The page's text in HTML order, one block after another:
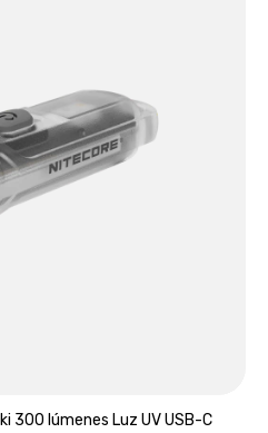
300 lúmenes Luz UV USB-C